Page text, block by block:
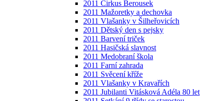
2011 Cirkus Berousek
2011 Mažoretky a dechovka
2011 Vlašanky v Šilheřovicích
2011 Dětský den s pejsky
2011 Barvení triček
2011 Hasičská slavnost
2011 Medobraní škola
2011 Farní zahrada
2011 Svěcení kříže
2011 Vlašanky v Kravařích
2011 Jubilanti Vitásková Adéla 80 let